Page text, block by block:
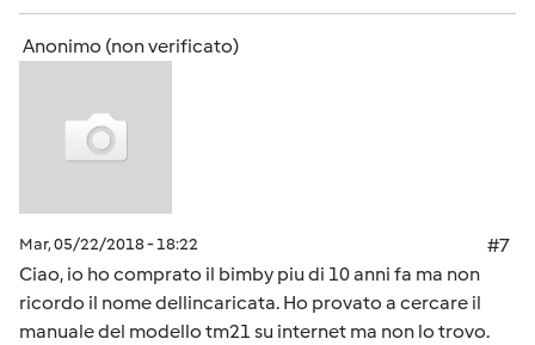
Anonimo (non verificato)
Mar, 05/22/2018 - 18:22
#7
Ciao, io ho comprato il bimby piu di 10 anni fa ma non
ricordo il nome dellincaricata. Ho provato a cercare il
manuale del modello tm21 su internet ma non lo trovo.